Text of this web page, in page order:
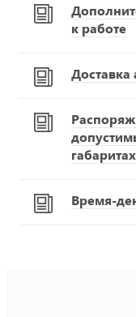
к работе
Доставка
Время-